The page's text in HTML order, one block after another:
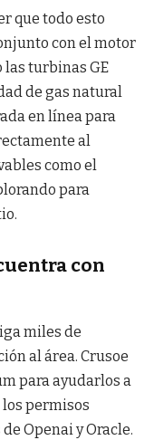
que todo esto
con el motor
las turbinas GE
de gas natural
en línea para
al
como el
para
con
miles de
al área. Crusoe
para ayudarlos a
permisos
Openai y Oracle.